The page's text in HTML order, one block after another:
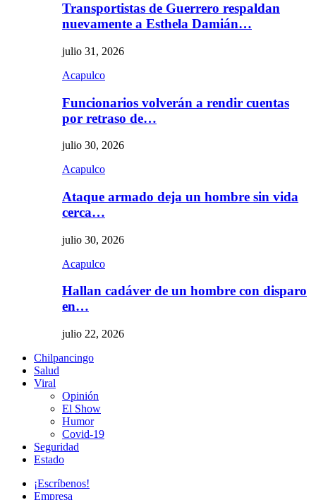
Transportistas de Guerrero respaldan
nuevamente a Esthela Damián…
julio 31, 2026
Acapulco
Funcionarios volverán a rendir cuentas
por retraso de…
julio 30, 2026
Acapulco
Ataque armado deja un hombre sin vida
cerca…
julio 30, 2026
Acapulco
Hallan cadáver de un hombre con disparo
en…
julio 22, 2026
Chilpancingo
Salud
Viral
Opinión
El Show
Humor
Covid-19
Seguridad
Estado
¡Escríbenos!
Empresa